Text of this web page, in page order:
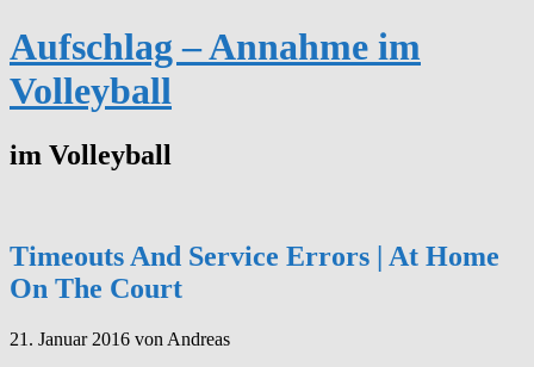
Aufschlag – Annahme im
Volleyball
im Volleyball
Timeouts And Service Errors | At Home
On The Court
21. Januar 2016 von Andreas